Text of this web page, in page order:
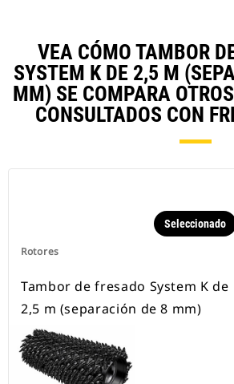
VEA CÓMO TAMBOR
SYSTEM K DE 2,5 M
MM) SE COMPARA
CONSULTADOS CON
Rotores
Seleccionado
Tambor de fresado System K de
2,5 m (separación de 8 mm)